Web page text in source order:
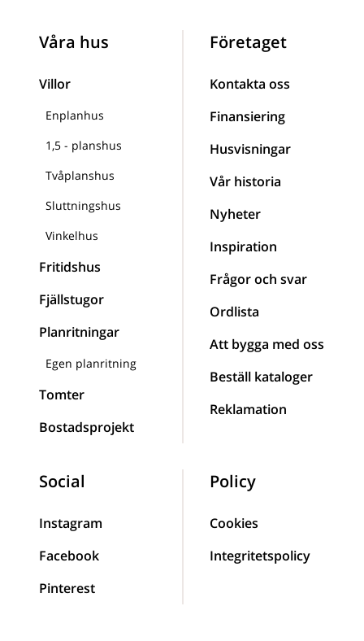
Våra hus
Villor
Enplanhus
1,5 - planshus
Tvåplanshus
Sluttningshus
Vinkelhus
Fritidshus
Fjällstugor
Planritningar
Egen planritning
Tomter
Bostadsprojekt
Företaget
Kontakta oss
Finansiering
Husvisningar
Vår historia
Nyheter
Inspiration
Frågor och svar
Ordlista
Att bygga med oss
Beställ kataloger
Reklamation
Social
Instagram
Facebook
Pinterest
Policy
Cookies
Integritetspolicy